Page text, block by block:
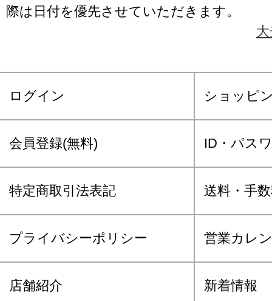
際は日付を優先させていただきます。
ログイン ショッピ
会員登録(無料) ID・パス
特定商取引法表記 送料・手
プライバシーポリシー 営業カレ
店舗紹介 新着情報